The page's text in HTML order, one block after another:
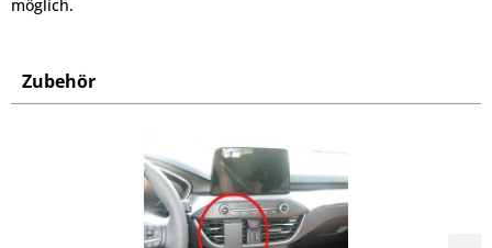
möglich.
Zubehör